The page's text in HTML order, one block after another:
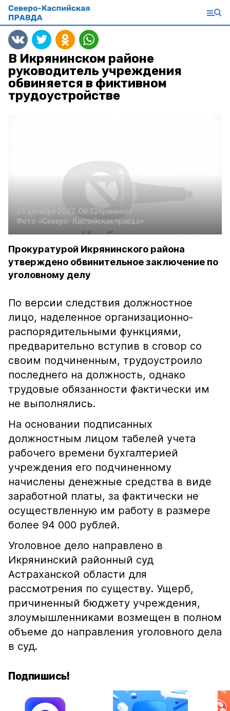
В Икрянинском районе
руководитель учреждения
обвиняется в фиктивном
трудоустройстве
23 декабря 2022, 08:52Криминал
Фото: «Северо- Каспийская правда»
Прокуратурой Икрянинского района
утверждено обвинительное заключение по
уголовному делу
По версии следствия должностное
лицо, наделенное организационно-
распорядительными функциями,
предварительно вступив в сговор со
своим подчиненным, трудоустроило
последнего на должность, однако
трудовые обязанности фактически им
не выполнялись.
На основании подписанных
должностным лицом табелей учета
рабочего времени бухгалтерией
учреждения его подчиненному
начислены денежные средства в виде
заработной платы, за фактически не
осуществленную им работу в размере
более 94 000 рублей.
Уголовное дело направлено в
Икрянинский районный суд
Астраханской области для
рассмотрения по существу. Ущерб,
причиненный бюджету учреждения,
злоумышленниками возмещен в полном
объеме до направления уголовного дела
в суд.
Подпишись!